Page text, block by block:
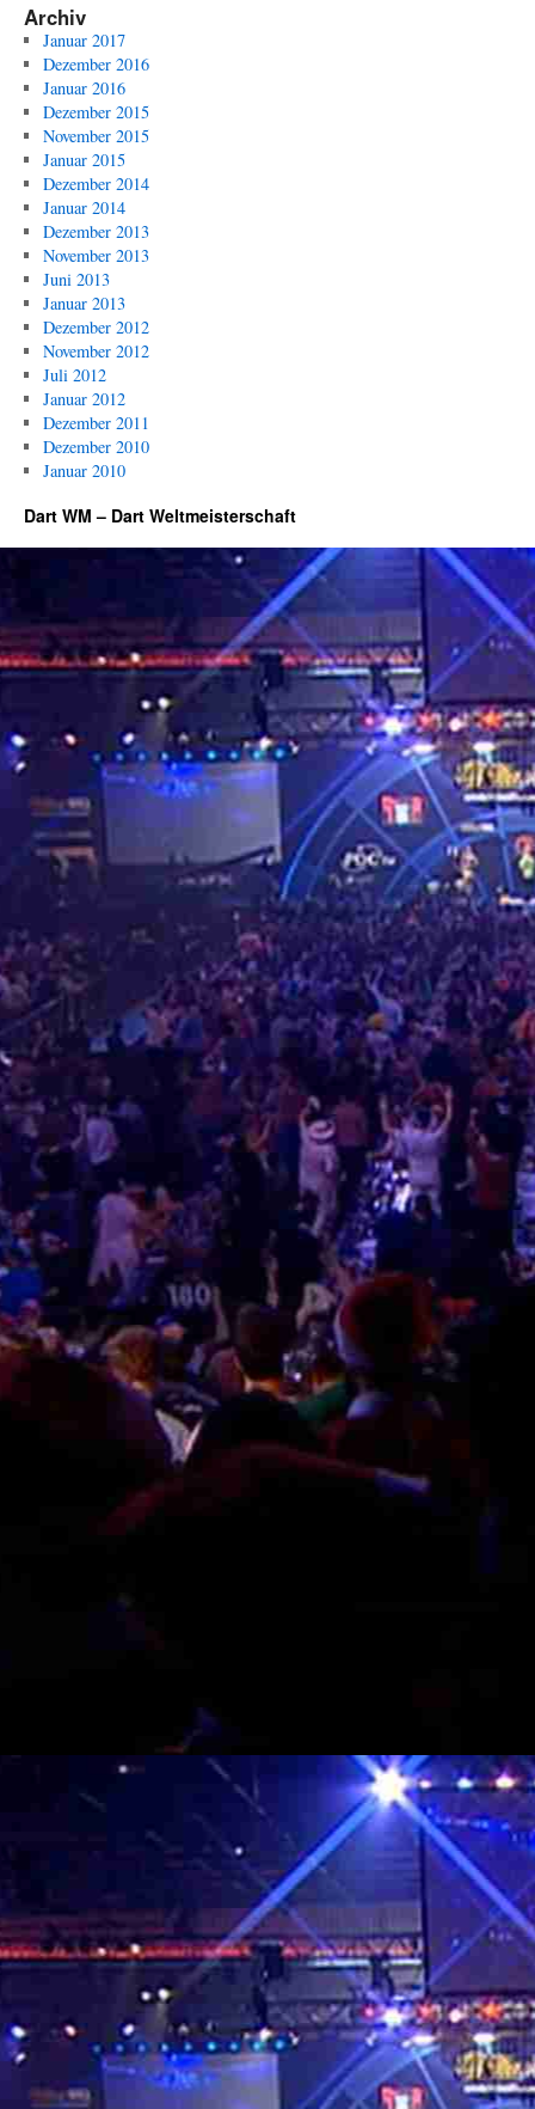
Nachmittag:
Gilding
siegt
im
Sudden-
Death,
van
Pas
mit
Archiv
Januar 2017
Dezember 2016
Januar 2016
Dezember 2015
November 2015
Januar 2015
Dezember 2014
Januar 2014
Dezember 2013
November 2013
Juni 2013
Januar 2013
Dezember 2012
November 2012
Juli 2012
Januar 2012
Dezember 2011
Dezember 2010
Januar 2010
Dart WM – Dart Weltmeisterschaft